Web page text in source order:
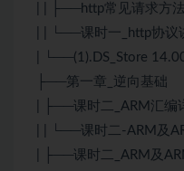
| | ├──http常见请求方
| | └──课时一_http协议
| └──(1).DS_Store
├──第一章_逆向基础
| ├──课时二_ARM汇编
| | └──课时二-ARM及
| ├──课时二_ARM及